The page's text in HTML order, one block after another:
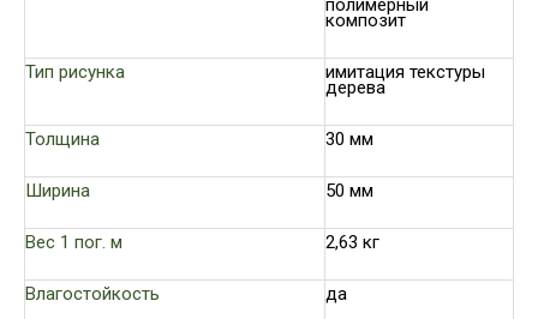
полимерный
композит
Тип рисунка имитация текстуры
дерева
Толщина 30 мм
Ширина 50 мм
Вес 1 пог. м 2,63 кг
Влагостойкость да